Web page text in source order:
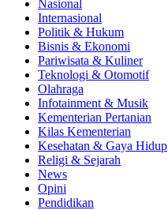
Nasional
Internasional
Politik & Hukum
Bisnis & Ekonomi
Pariwisata & Kuliner
Teknologi & Otomotif
Olahraga
Infotainment & Musik
Kementerian Pertanian
Kilas Kementerian
Kesehatan & Gaya Hidup
Religi & Sejarah
News
Opini
Pendidikan